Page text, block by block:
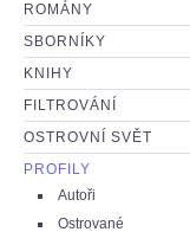
NAPSAT
ROMÁNY
SBORNÍKY
KNIHY
FILTROVÁNÍ
OSTROVNÍ SVĚT
PROFILY
Autoři
Ostrované